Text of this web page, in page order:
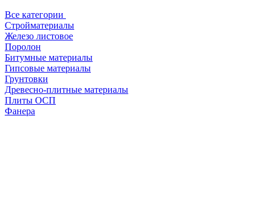
Все категории
Стройматериалы
Железо листовое
Поролон
Битумные материалы
Гипсовые материалы
Грунтовки
Древесно-плитные материалы
Плиты ОСП
Фанера